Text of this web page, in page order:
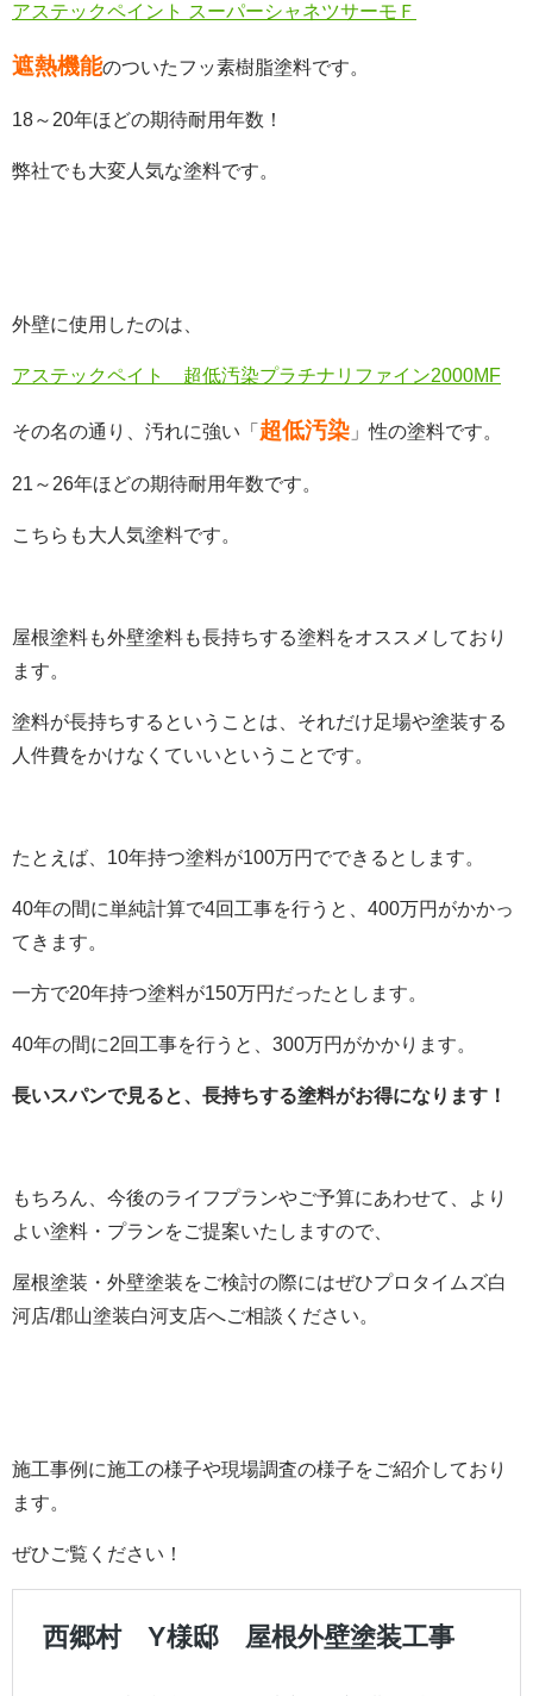
アステックペイント スーパーシャネツサーモＦ
遮熱機能のついたフッ素樹脂塗料です。
18～20年ほどの期待耐用年数！
弊社でも大変人気な塗料です。
外壁に使用したのは、
アステックペイト 超低汚染プラチナリファイン2000MF
その名の通り、汚れに強い「 超低汚染 」性の塗料です。
21～26年ほどの期待耐用年数です。
こちらも大人気塗料です。
屋根塗料も外壁塗料も長持ちする塗料をオススメしており
ます。
塗料が長持ちするということは、それだけ足場や塗装する
人件費をかけなくていいということです。
たとえば、10年持つ塗料が100万円でできるとします。
40年の間に単純計算で4回工事を行うと、400万円がかかっ
てきます。
一方で20年持つ塗料が150万円だったとします。
40年の間に2回工事を行うと、300万円がかかります。
長いスパンで見ると、長持ちする塗料がお得になります！
もちろん、今後のライフプランやご予算にあわせて、より
よい塗料・プランをご提案いたしますので、
屋根塗装・外壁塗装をご検討の際にはぜひプロタイムズ白
河店/郡山塗装白河支店へご相談ください。
施工事例に施工の様子や現場調査の様子をご紹介しており
ます。
ぜひご覧ください！